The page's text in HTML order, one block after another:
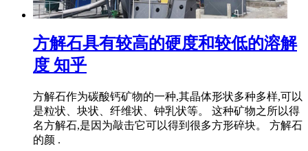
方解石具有较高的硬度和较低的溶解
度 知乎
方解石作为碳酸钙矿物的一种,其晶体形状多种多样,可以
是粒状、块状、纤维状、钟乳状等。 这种矿物之所以得
名方解石,是因为敲击它可以得到很多方形碎块。 方解石
的颜 .